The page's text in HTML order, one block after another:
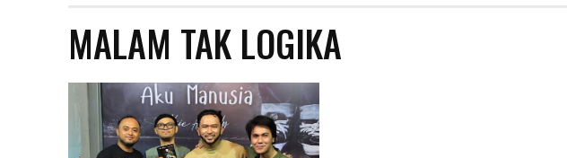
MALAM TAK LOGIKA